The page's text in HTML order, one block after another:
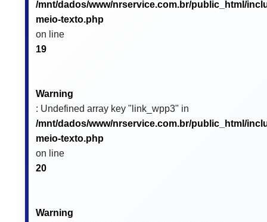
/mnt/dados/www/nrservice.com.br/public_html/
meio-texto.php
on line
19
Warning
: Undefined array key "link_wpp3" in
/mnt/dados/www/nrservice.com.br/public_html/
meio-texto.php
on line
20
Warning